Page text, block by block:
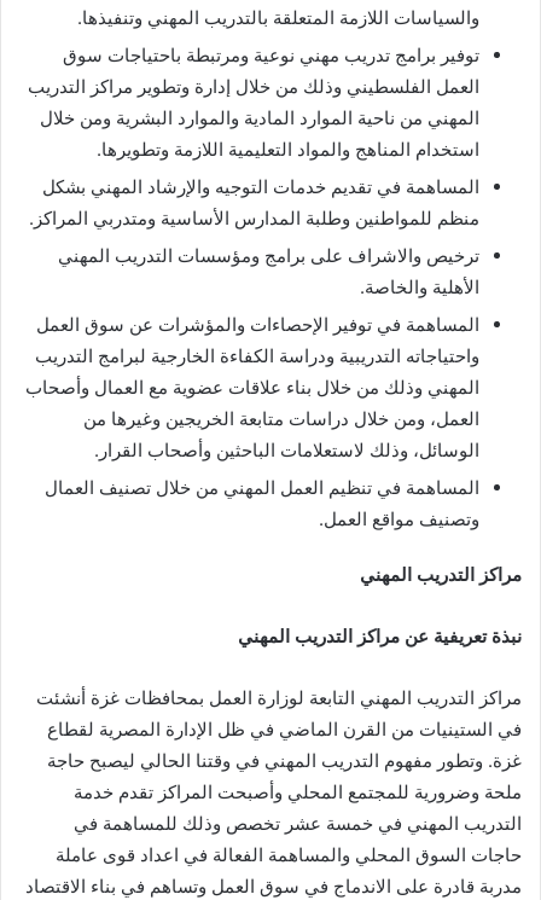
والسياسات اللازمة المتعلقة بالتدريب المهني وتنفيذها.
توفير برامج تدريب مهني نوعية ومرتبطة باحتياجات سوق
العمل الفلسطيني وذلك من خلال إدارة وتطوير مراكز التدريب
المهني من ناحية الموارد المادية والموارد البشرية ومن خلال
استخدام المناهج والمواد التعليمية اللازمة وتطويرها.
المساهمة في تقديم خدمات التوجيه والإرشاد المهني بشكل
منظم للمواطنين وطلبة المدارس الأساسية ومتدربي المراكز.
ترخيص والاشراف على برامج ومؤسسات التدريب المهني
الأهلية والخاصة.
المساهمة في توفير الإحصاءات والمؤشرات عن سوق العمل
واحتياجاته التدريبية ودراسة الكفاءة الخارجية لبرامج التدريب
المهني وذلك من خلال بناء علاقات عضوية مع العمال وأصحاب
العمل، ومن خلال دراسات متابعة الخريجين وغيرها من
الوسائل، وذلك لاستعلامات الباحثين وأصحاب القرار.
المساهمة في تنظيم العمل المهني من خلال تصنيف العمال
وتصنيف مواقع العمل.
مراكز التدريب المهني
نبذة تعريفية عن مراكز التدريب المهني
مراكز التدريب المهني التابعة لوزارة العمل بمحافظات غزة أنشئت
في الستينيات من القرن الماضي في ظل الإدارة المصرية لقطاع
غزة. وتطور مفهوم التدريب المهني في وقتنا الحالي ليصبح حاجة
ملحة وضرورية للمجتمع المحلي وأصبحت المراكز تقدم خدمة
التدريب المهني في خمسة عشر تخصص وذلك للمساهمة في
حاجات السوق المحلي والمساهمة الفعالة في اعداد قوى عاملة
مدربة قادرة على الاندماج في سوق العمل وتساهم في بناء الاقتصاد